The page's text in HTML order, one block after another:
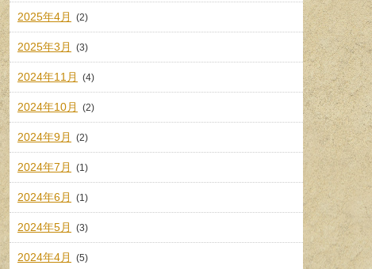
2025年4月 (2)
2025年3月 (3)
2024年11月 (4)
2024年10月 (2)
2024年9月 (2)
2024年7月 (1)
2024年6月 (1)
2024年5月 (3)
2024年4月 (5)